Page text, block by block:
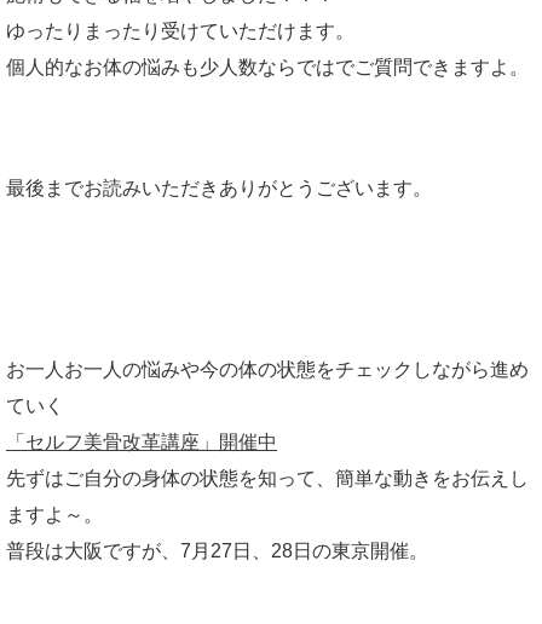
ゆったりまったり受けていただけます。
個人的なお体の悩みも少人数ならではでご質問できますよ。
最後までお読みいただきありがとうございます。
お一人お一人の悩みや今の体の状態をチェックしながら進め
ていく
「セルフ美骨改革講座」開催中
先ずはご自分の身体の状態を知って、簡単な動きをお伝えし
ますよ～。
普段は大阪ですが、7月27日、28日の東京開催。